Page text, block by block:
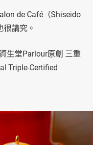
de Café（Shiseido
很講究。
生堂Parlour原創 三重
Triple-Certified